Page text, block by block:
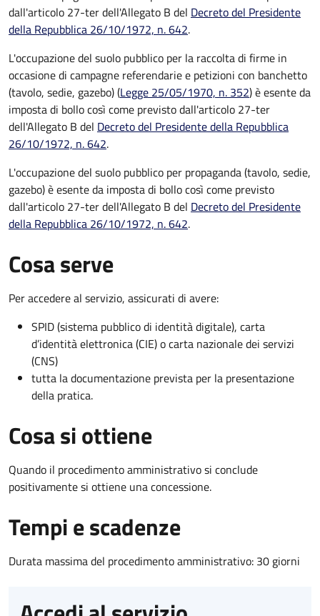
dall'articolo 27-ter dell'Allegato B del Decreto del Presidente
della Repubblica 26/10/1972, n. 642.
L'occupazione del suolo pubblico per la raccolta di firme in
occasione di campagne referendarie e petizioni con banchetto
(tavolo, sedie, gazebo) (Legge 25/05/1970, n. 352) è esente da
imposta di bollo così come previsto dall'articolo 27-ter
dell'Allegato B del Decreto del Presidente della Repubblica
26/10/1972, n. 642.
L'occupazione del suolo pubblico per propaganda (tavolo, sedie,
gazebo) è esente da imposta di bollo così come previsto
dall'articolo 27-ter dell'Allegato B del Decreto del Presidente
della Repubblica 26/10/1972, n. 642.
Cosa serve
Per accedere al servizio, assicurati di avere:
SPID (sistema pubblico di identità digitale), carta
d’identità elettronica (CIE) o carta nazionale dei servizi
(CNS)
tutta la documentazione prevista per la presentazione
della pratica.
Cosa si ottiene
Quando il procedimento amministrativo si conclude
positivamente si ottiene una concessione.
Tempi e scadenze
Durata massima del procedimento amministrativo: 30 giorni